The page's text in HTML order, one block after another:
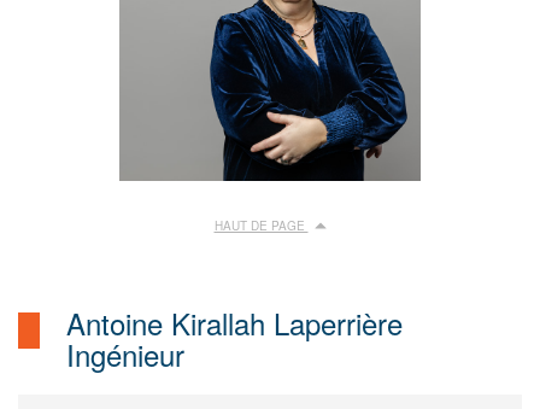
HAUT DE PAGE
Antoine Kirallah Laperrière
Ingénieur